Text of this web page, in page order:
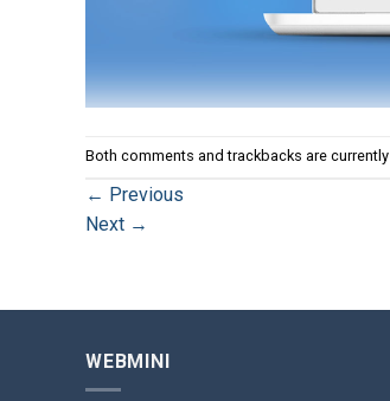
Both comments and trackbacks are currently
← Previous
Next →
WEBMINI